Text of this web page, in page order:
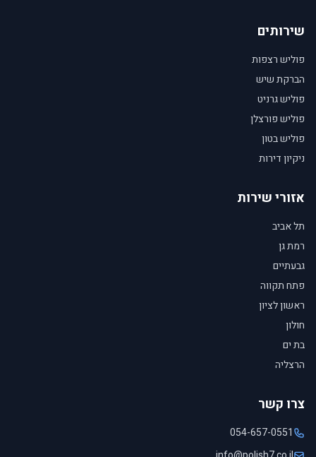
שירותים
פוליש רצפות
הברקת שיש
פוליש גרניט
פוליש פורצלן
פוליש בטון
ניקיון דירות
אזורי שירות
תל אביב
רמת גן
גבעתיים
פתח תקווה
ראשון לציון
חולון
בת ים
הרצליה
צרו קשר
054-657-0551